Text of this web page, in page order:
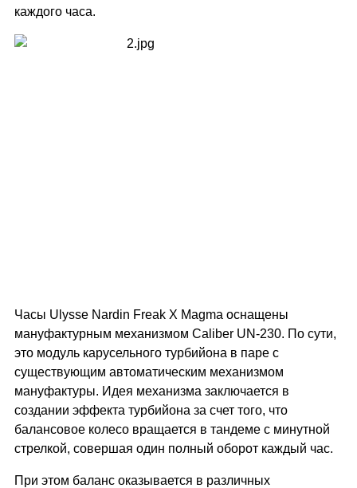
каждого часа.
Часы Ulysse Nardin Freak X Magma оснащены
мануфактурным механизмом Caliber UN-230. По сути,
это модуль карусельного турбийона в паре с
существующим автоматическим механизмом
мануфактуры. Идея механизма заключается в
создании эффекта турбийона за счет того, что
балансовое колесо вращается в тандеме с минутной
стрелкой, совершая один полный оборот каждый час.
При этом баланс оказывается в различных